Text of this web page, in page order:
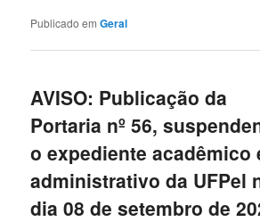
Publicado em Geral
AVISO: Publicação da
Portaria nº 56,
o expediente acadêmico
administrativo da UFPel
dia 08 de setembro de